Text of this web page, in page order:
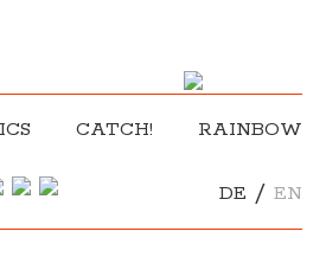
CATCH! RAINBOW
DE / EN